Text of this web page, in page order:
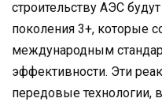
строительству АЭС
поколения 3+, которые
международным
эффективности. Эти
передовые технологии,